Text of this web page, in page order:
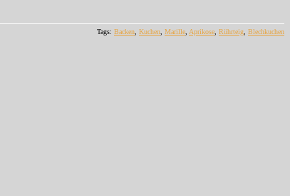
Tags: Backen, Kuchen, Marille, Aprikose, Rührteig, Blechkuchen